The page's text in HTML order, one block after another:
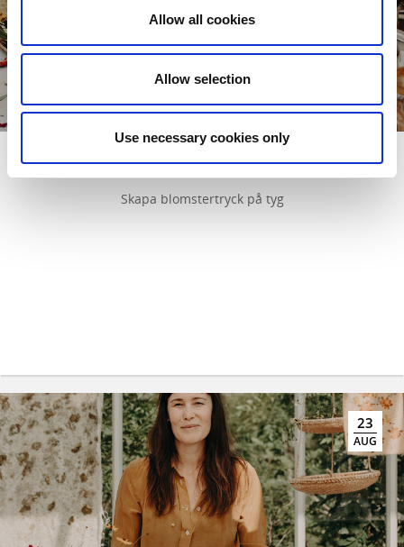
Allow all cookies
Allow selection
Use necessary cookies only
Upptäck naturens färgpalett
Skapa blomstertryck på tyg
23
AUG